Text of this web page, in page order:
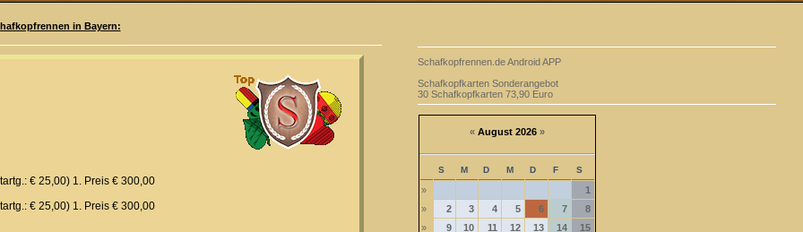
in Bayern:
€ 25,00) 1. Preis € 300,00
€ 25,00) 1. Preis € 300,00
Schafkopfrennen.de Android APP
Schafkopfkarten Sonderangebot
30 Schafkopfkarten 73,90 Euro
« August 2026 »
S M D M D F S
»
1
»
2 3 4 5 6 7
8
»
9 10 11 12 13 14
15